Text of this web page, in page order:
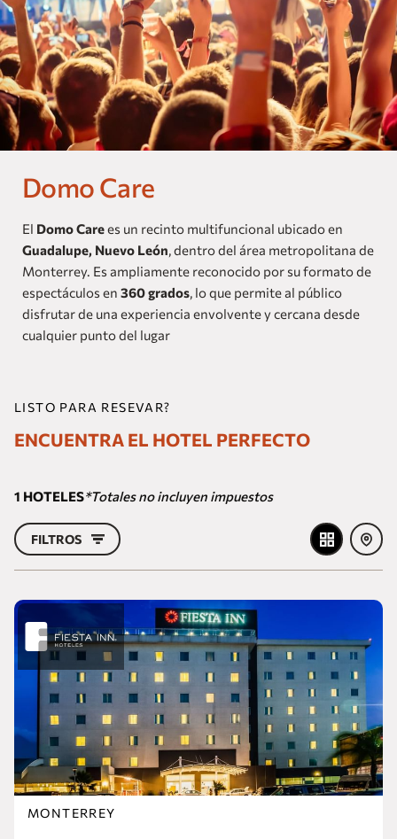
Nuestras Marcas
Homes and Residences
Corporate +
Blog
Próximas Aperturas
Dog Friendly
Domo Care
El Domo Carees un recinto multifuncional ubicado en
Guadalupe, Nuevo León, dentro del área metropolitana de
Monterrey. Es ampliamente reconocido por su formato de
espectáculos en 360 grados, lo que permite al público
disfrutar de una experiencia envolvente y cercana desde
cualquier punto del lugar
LISTO PARA RESEVAR?
ENCUENTRA EL HOTEL PERFECTO
1 HOTELES*Totales no incluyen impuestos
FILTROS
MONTERREY